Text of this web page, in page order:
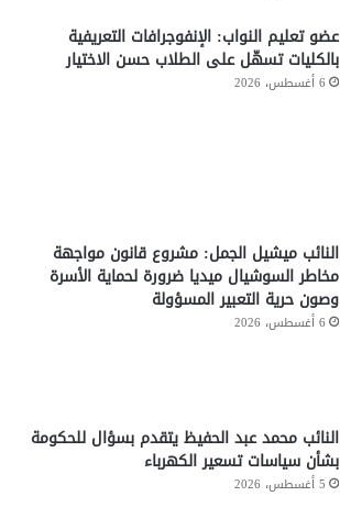
عضو تعليم النواب: الإنفوجرافات التعريفية
بالكليات تسهّل على الطلاب حسن الاختيار
6 أغسطس، 2026
النائب ميشيل الجمل: مشروع قانون مواجهة
مخاطر السوشيال ميديا ضرورة لحماية الأسرة
وصون حرية التعبير المسؤولة
6 أغسطس، 2026
النائب محمد عبد الحفيظ يتقدم بسؤال للحكومة
بشأن سياسات تسعير الكهرباء
5 أغسطس، 2026